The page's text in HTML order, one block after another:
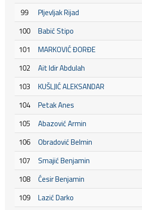
99
Pljevljak Rijad
100
Babić Stipo
101
MARKOVIĆ ĐORĐE
102
Ait Idir Abdulah
103
KUŠLJIĆ ALEKSANDAR
104
Petak Anes
105
Abazović Armin
106
Obradović Belmin
107
Smajić Benjamin
108
Ćesir Benjamin
109
Lazić Darko